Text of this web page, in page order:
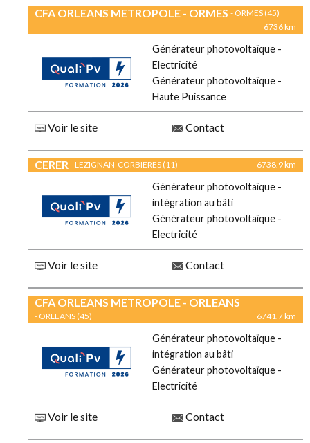
CFA ORLEANS METROPOLE - ORMES - ORMES (45)
6736 km
Générateur photovoltaïque -
Electricité
Générateur photovoltaïque -
Haute Puissance
Voir le site Contact
CERER - LEZIGNAN-CORBIERES (11) 6738.9 km
Générateur photovoltaïque -
intégration au bâti
Générateur photovoltaïque -
Electricité
Voir le site Contact
CFA ORLEANS METROPOLE - ORLEANS
- ORLEANS (45) 6741.7 km
Générateur photovoltaïque -
intégration au bâti
Générateur photovoltaïque -
Electricité
Voir le site Contact